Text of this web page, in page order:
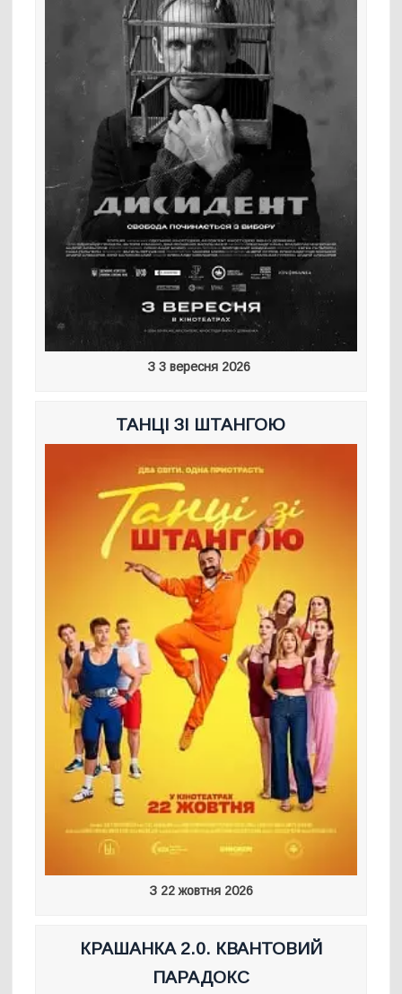
З 3 вересня 2026
ТАНЦІ ЗІ ШТАНГОЮ
З 22 жовтня 2026
КРАШАНКА 2.0. КВАНТОВИЙ
ПАРАДОКС